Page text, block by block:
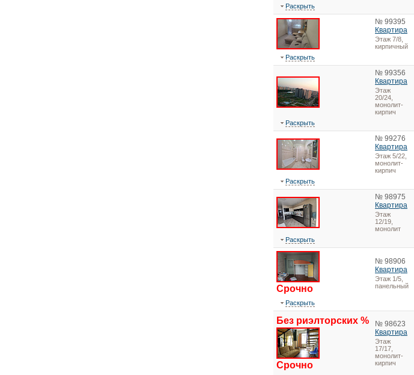
Раскрыть
№ 99395
Квартира
Этаж 7/8,
кирпичный
Раскрыть
№ 99356
Квартира
Этаж
20/24,
монолит-
кирпич
Раскрыть
№ 99276
Квартира
Этаж 5/22,
монолит-
кирпич
Раскрыть
№ 98975
Квартира
Этаж
12/19,
монолит
Раскрыть
Срочно
№ 98906
Квартира
Этаж 1/5,
панельный
Раскрыть
Без риэлторских %
Срочно
№ 98623
Квартира
Этаж
17/17,
монолит-
кирпич